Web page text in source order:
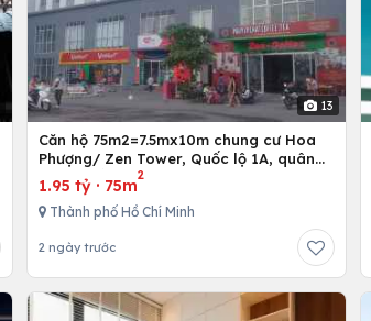
13
Căn hộ 75m2=7.5mx10m chung cư Hoa
Phượng/ Zen Tower, Quốc lộ 1A, quân
12,Tp. Hồ Chí Minh, Việt Nam
1.95 tỷ · 75m
2
Thành phố Hồ Chí Minh
2 ngày trước